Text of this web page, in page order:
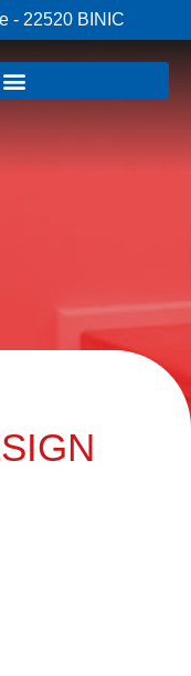
- 22520 BINIC